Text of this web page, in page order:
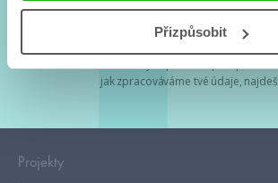
Přizpůsobit
Tvá e-mailová adresa je u nás v bezpečí. Přečti si
jak zpracováváme tvé údaje, najdeš
Projekty